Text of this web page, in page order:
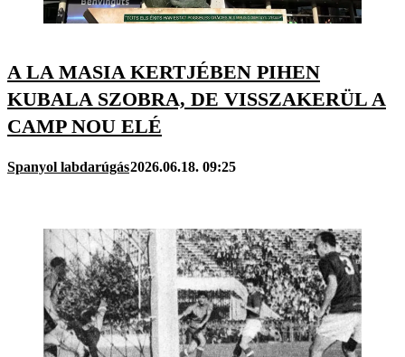
A LA MASIA KERTJÉBEN PIHEN
KUBALA SZOBRA, DE VISSZAKERÜL A
CAMP NOU ELÉ
Spanyol labdarúgás2026.06.18. 09:25